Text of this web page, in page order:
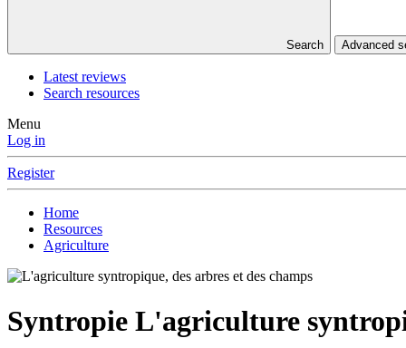
Search Advanced
Latest reviews
Search resources
Menu
Log in
Register
Home
Resources
Agriculture
Syntropie L'agriculture